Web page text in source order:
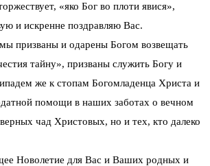
«яко Бог во плоти явися»,
и искренне поздравляю Вас.
призваны и одарены Богом возвещать
тайну», призваны служить Богу и
же к стопам Богомладенца Христа и
помощи в наших заботах о вечном
чад Христовых, но и тех, кто далеко
Новолетие для Вас и Ваших родных и